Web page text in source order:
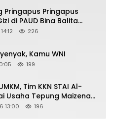
Pringapus Pringapus
di PAUD Bina Balita
Nasional 2026
226
Kamu WNI
199
Tim KKN STAI Al-
Usaha Tepung Maizena
13:00 196